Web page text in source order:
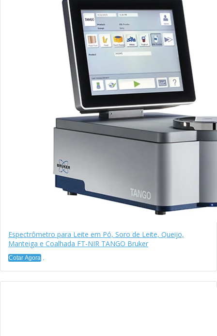
Espectrômetro para Leite em Pó, Soro de Leite, Queijo,
Manteiga e Coalhada FT-NIR TANGO Bruker
Cotar Agora